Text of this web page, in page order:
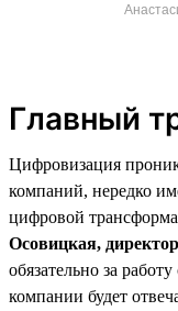
Главный
Цифровизация
компаний, нередко
цифровой
Осовицкая,
обязательно за
компании будет